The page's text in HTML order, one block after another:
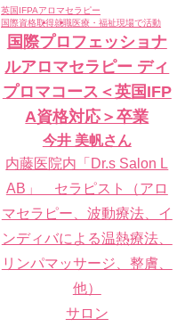
英国IFPAアロマセラピー
国際資格取得就職医療・福祉現場で活動
国際プロフェッショナ
ルアロマセラピー ディ
プロマコース＜英国IFP
A資格対応＞卒業
今井 美帆さん
内藤医院内「Dr.s Salon L
AB」 セラピスト（アロ
マセラピー、波動療法、イ
ンディバによる温熱療法、
リンパマッサージ、整膚、
他）
サロン